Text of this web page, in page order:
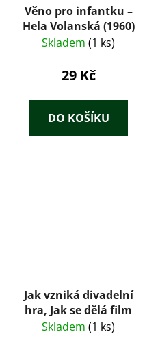
Věno pro infantku –
Hela Volanská (1960)
Skladem (1 ks)
29 Kč
DO KOŠÍKU
Jak vzniká divadelní
hra, Jak se dělá film
Skladem (1 ks)